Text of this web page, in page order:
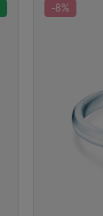
-8%